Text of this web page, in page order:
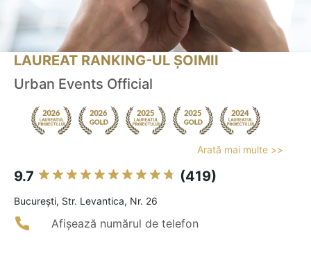
LAUREAT RANKING-UL ȘOIMII
Urban Events Official
Arată mai multe >>
9.7 (419)
Bucureşti, Str. Levantica, Nr. 26
Afișează numărul de telefon